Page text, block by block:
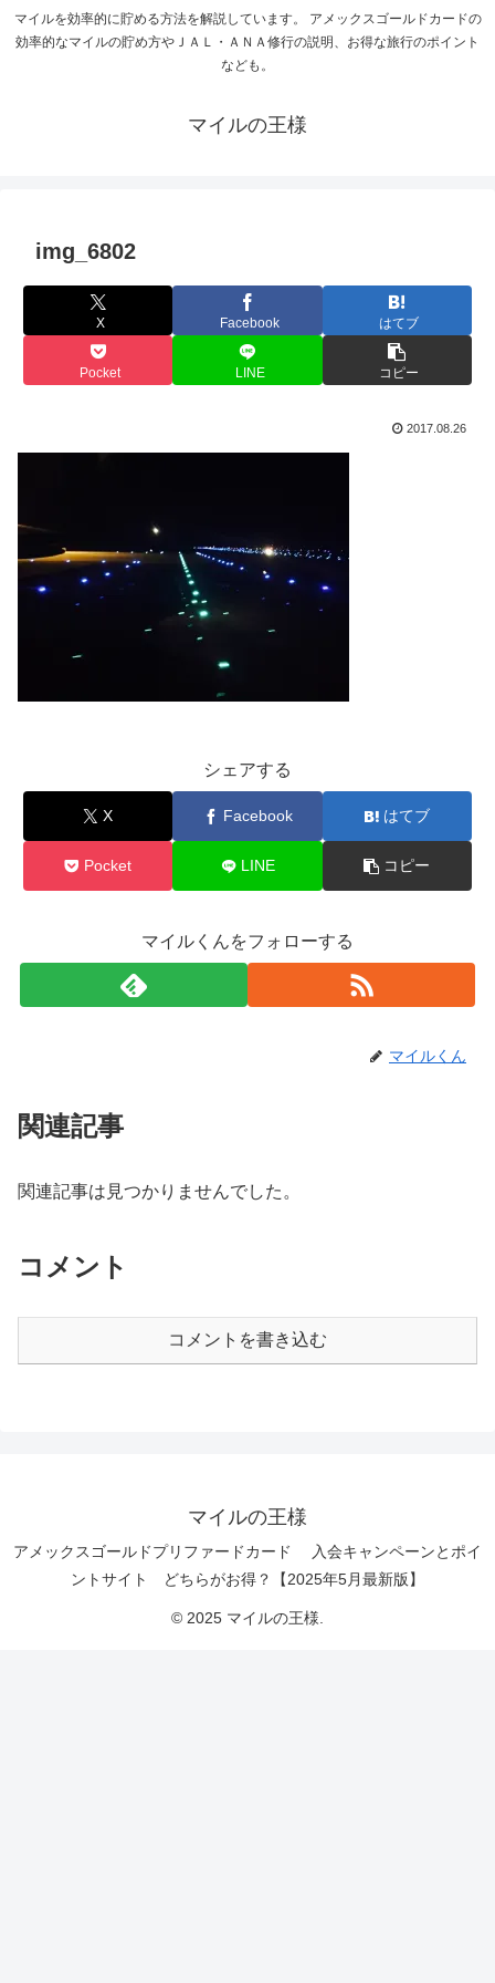
マイルを効率的に貯める方法を解説しています。 アメックスゴールドカードの
効率的なマイルの貯め方やＪＡＬ・ＡＮＡ修行の説明、お得な旅行のポイント
なども。
マイルの王様
img_6802
X Facebook はてブ
Pocket LINE コピー
2017.08.26
シェアする
X Facebook はてブ
Pocket LINE コピー
マイルくんをフォローする
マイルくん
関連記事
関連記事は見つかりませんでした。
コメント
コメントを書き込む
マイルの王様
アメックスゴールドプリファードカード 入会キャンペーンとポイ
ントサイト どちらがお得？【2025年5月最新版】
© 2025 マイルの王様.